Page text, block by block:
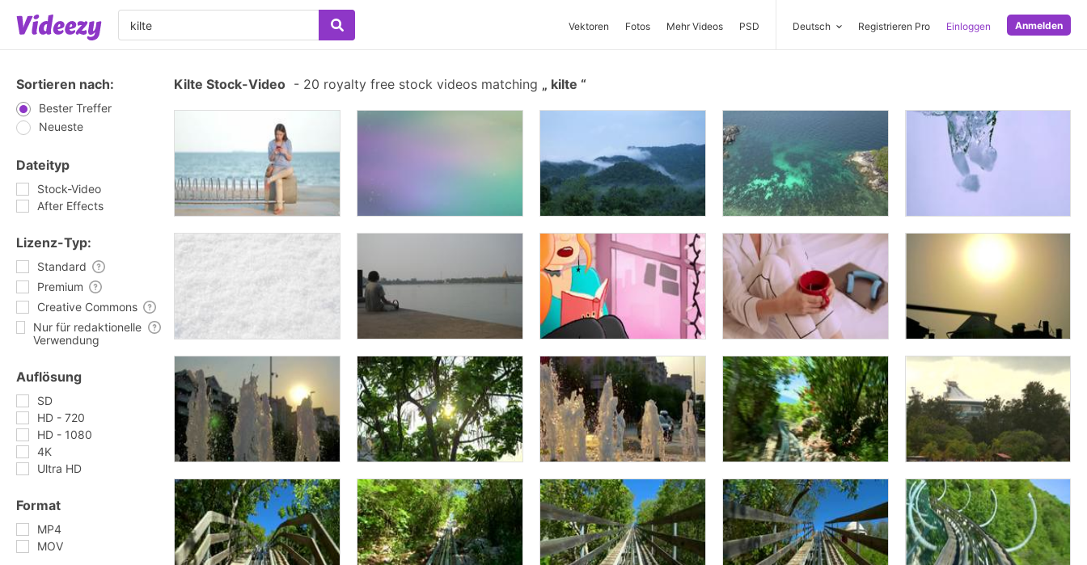
Vektoren Fotos Mehr Videos PSD Deutsch Registrieren Pro Einloggen Anmelden
Sortieren nach:
Bester Treffer
Neueste
Dateityp
Stock-Video
After Effects
Lizenz-Typ:
Standard
Premium
Creative Commons
Nur für redaktionelle
Verwendung
Auflösung
SD
HD - 720
HD - 1080
4K
Ultra HD
Format
MP4
MOV
Kilte Stock-Video - 20 royalty free stock videos matching kilte